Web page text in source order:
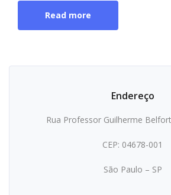
Read more
Endereço
Rua Professor Guilherme
CEP: 04678-001
São Paulo – SP